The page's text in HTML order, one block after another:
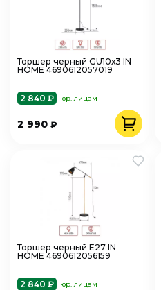
Торшер черный GU10х3 IN
HOME 4690612057019
2 840 ₽ юр. лицам
2 990 ₽
Торшер черный Е27 IN
HOME 4690612056159
2 840 ₽ юр. лицам